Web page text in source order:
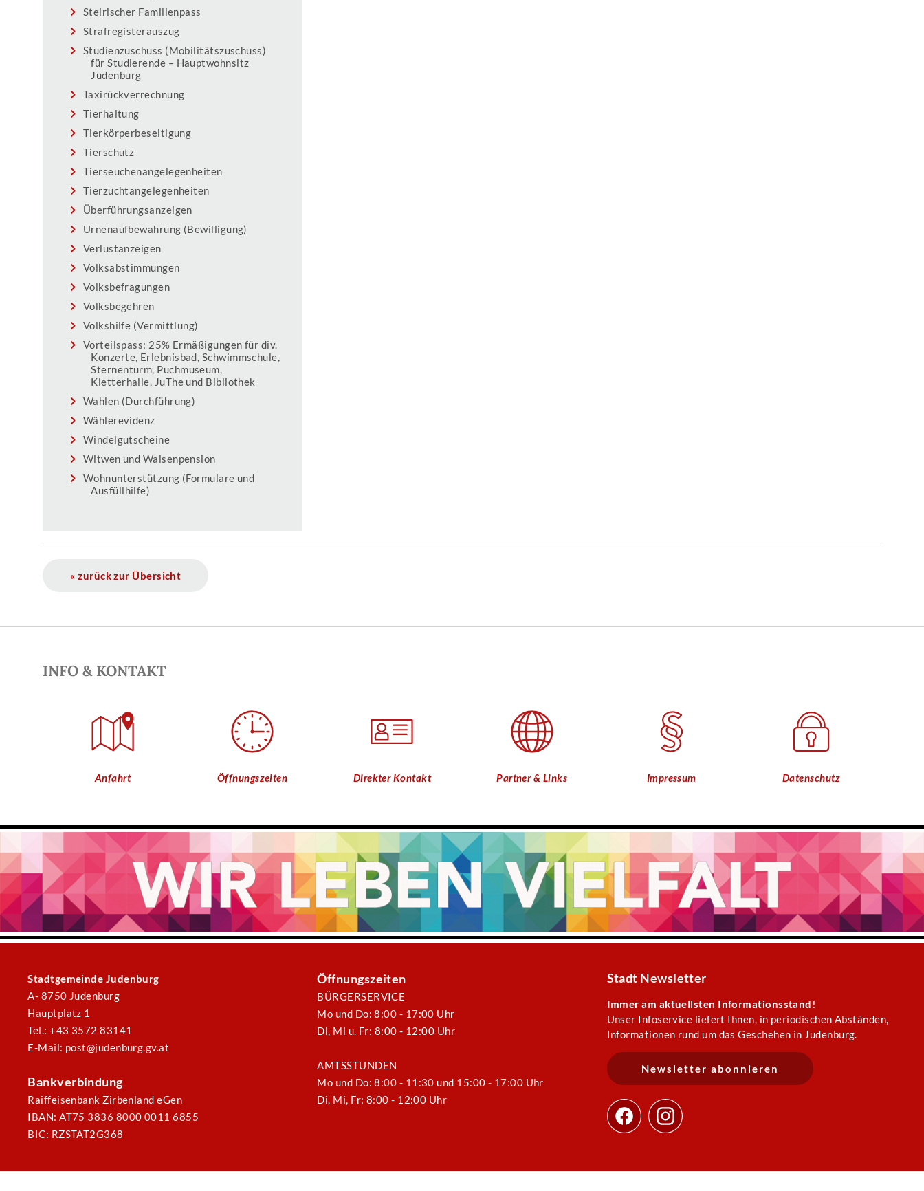
Steirischer Familienpass
Strafregisterauszug
Studienzuschuss (Mobilitätszuschuss)
für Studierende – Hauptwohnsitz
Judenburg
Taxirückverrechnung
Tierhaltung
Tierkörperbeseitigung
Tierschutz
Tierseuchenangelegenheiten
Tierzuchtangelegenheiten
Überführungsanzeigen
Urnenaufbewahrung (Bewilligung)
Verlustanzeigen
Volksabstimmungen
Volksbefragungen
Volksbegehren
Volkshilfe (Vermittlung)
Vorteilspass: 25% Ermäßigungen für div.
Konzerte, Erlebnisbad, Schwimmschule,
Sternenturm, Puchmuseum,
Kletterhalle, JuThe und Bibliothek
Wahlen (Durchführung)
Wählerevidenz
Windelgutscheine
Witwen und Waisenpension
Wohnunterstützung (Formulare und
Ausfüllhilfe)
« zurück zur Übersicht
INFO & KONTAKT
Anfahrt Öffnungszeiten Direkter Kontakt Partner & Links Impressum Datenschutz
Stadtgemeinde Judenburg
A- 8750 Judenburg
Hauptplatz 1
Tel.: +43 3572 83141
E-Mail: post@judenburg.gv.at
Bankverbindung
Raiffeisenbank Zirbenland eGen
IBAN: AT75 3836 8000 0011 6855
BIC: RZSTAT2G368
Öffnungszeiten
BÜRGERSERVICE
Mo und Do: 8:00 - 17:00 Uhr
Di, Mi u. Fr: 8:00 - 12:00 Uhr
AMTSSTUNDEN
Mo und Do: 8:00 - 11:30 und 15:00 - 17:00 Uhr
Di, Mi, Fr: 8:00 - 12:00 Uhr
Stadt Newsletter
Immer am aktuellsten Informationsstand!
Unser Infoservice liefert Ihnen, in periodischen Abständen,
Informationen rund um das Geschehen in Judenburg.
Newsletter abonnieren